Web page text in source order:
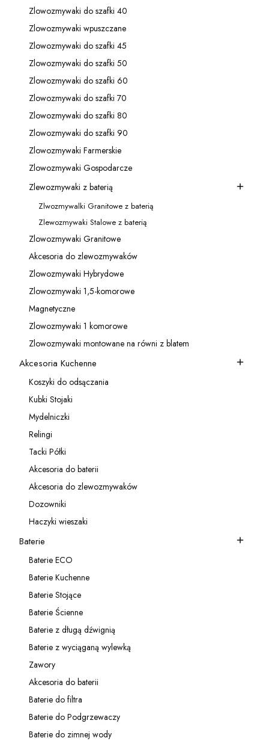
Kategoria - Zlowozmywaki do szafki 40
Zlowozmywaki do szafki 40
Kategoria - Zlowozmywaki wpuszczane
Zlowozmywaki wpuszczane
Kategoria - Zlowozmywaki do szafki 45
Zlowozmywaki do szafki 45
Kategoria - Zlowozmywaki do szafki 50
Zlowozmywaki do szafki 50
Kategoria - Zlowozmywaki do szafki 60
Zlowozmywaki do szafki 60
Kategoria - Zlowozmywaki do szafki 70
Zlowozmywaki do szafki 70
Kategoria - Zlowozmywaki do szafki 80
Zlowozmywaki do szafki 80
Kategoria - Zlowozmywaki do szafki 90
Zlowozmywaki do szafki 90
Kategoria - Zlowozmywaki Farmerskie
Zlowozmywaki Farmerskie
Kategoria - Zlowozmywaki Gospodarcze
Zlowozmywaki Gospodarcze
Kategoria - Zlewozmywaki z baterią
Zlewozmywaki z baterią
Kategoria - Zlwozmywalki Granitowe z baterią
Zlwozmywalki Granitowe z baterią
Kategoria - Zlewozmywaki Stalowe z baterią
Zlewozmywaki Stalowe z baterią
Kategoria - Zlowozmywaki Granitowe
Zlowozmywaki Granitowe
Kategoria - Akcesoria do zlewozmywaków
Akcesoria do zlewozmywaków
Kategoria - Zlowozmywaki Hybrydowe
Zlowozmywaki Hybrydowe
Kategoria - Zlowozmywaki 1,5-komorowe
Zlowozmywaki 1,5-komorowe
Kategoria - Magnetyczne
Magnetyczne
Kategoria - Zlowozmywaki 1 komorowe
Zlowozmywaki 1 komorowe
Kategoria - Zlowozmywaki montowane na równi z blatem
Zlowozmywaki montowane na równi z blatem
Kategoria - Akcesoria Kuchenne
Akcesoria Kuchenne
Kategoria - Koszyki do odsączania
Koszyki do odsączania
Kategoria - Kubki Stojaki
Kubki Stojaki
Kategoria - Mydelniczki
Mydelniczki
Kategoria - Relingi
Relingi
Kategoria - Tacki Półki
Tacki Półki
Kategoria - Akcesoria do baterii
Akcesoria do baterii
Kategoria - Akcesoria do zlewozmywaków
Akcesoria do zlewozmywaków
Kategoria - Dozowniki
Dozowniki
Kategoria - Haczyki wieszaki
Haczyki wieszaki
Kategoria - Baterie
Baterie
Kategoria - Baterie ECO
Baterie ECO
Kategoria - Baterie Kuchenne
Baterie Kuchenne
Kategoria - Baterie Stojące
Baterie Stojące
Kategoria - Baterie Ścienne
Baterie Ścienne
Kategoria - Baterie z długą dźwignią
Baterie z długą dźwignią
Kategoria - Baterie z wyciąganą wylewką
Baterie z wyciąganą wylewką
Kategoria - Zawory
Zawory
Kategoria - Akcesoria do baterii
Akcesoria do baterii
Kategoria - Baterie do filtra
Baterie do filtra
Kategoria - Baterie do Podgrzewaczy
Baterie do Podgrzewaczy
Kategoria - Baterie do zimnej wody
Baterie do zimnej wody